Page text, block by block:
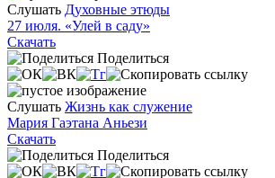
Слушать Духовные этюды
27 июля. «Улей в саду»
Скачать
Поделиться
Слушать Жизнь как служение
Мария Гаэтана Аньези
Скачать
Поделиться